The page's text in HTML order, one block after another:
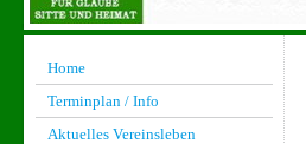
Home
Terminplan / Info
Aktuelles Vereinsleben